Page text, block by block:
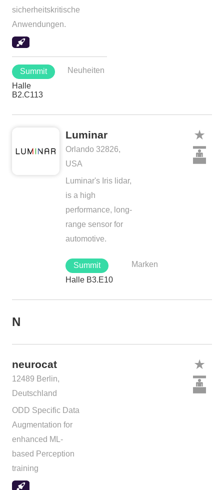
sicherheitskritische
Anwendungen.
Neuheiten
Summit
Halle
B2.C113
Luminar
Orlando 32826,
USA
Luminar's Iris lidar,
is a high
performance, long-
range sensor for
automotive.
Marken
Summit
Halle B3.E10
N
neurocat
12489 Berlin,
Deutschland
ODD Specific Data
Augmentation for
enhanced ML-
based Perception
training